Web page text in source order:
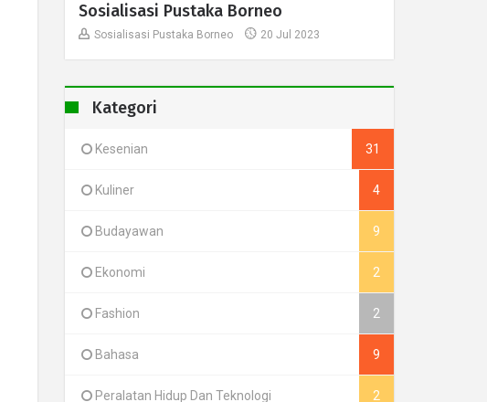
Sosialisasi Pustaka Borneo
Sosialisasi Pustaka Borneo 20 Jul 2023
Kategori
Kesenian 31
Kuliner 4
Budayawan 9
Ekonomi 2
Fashion 2
Bahasa 9
Peralatan Hidup Dan Teknologi 2